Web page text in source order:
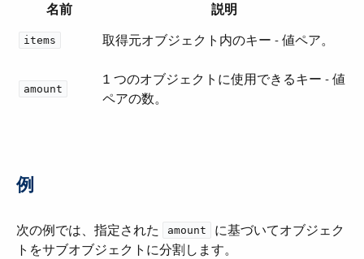
名前 説明
items 取得元オブジェクト内のキー - 値ペア。
amount
1 つのオブジェクトに使用できるキー - 値
ペアの数。
例
次の例では、指定された ​ amount
​ に基づいてオブジェク
トをサブオブジェクトに分割します。